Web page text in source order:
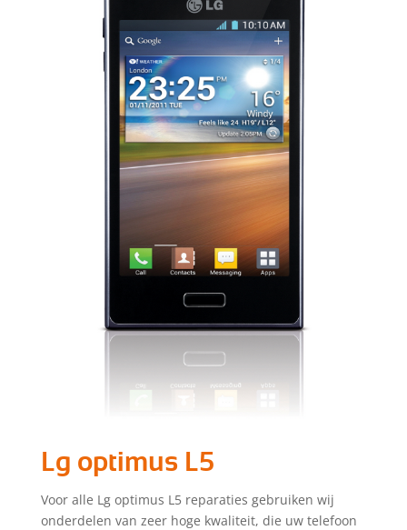
Lg optimus L5
Voor alle Lg optimus L5 reparaties gebruiken wij
onderdelen van zeer hoge kwaliteit, die uw telefoon